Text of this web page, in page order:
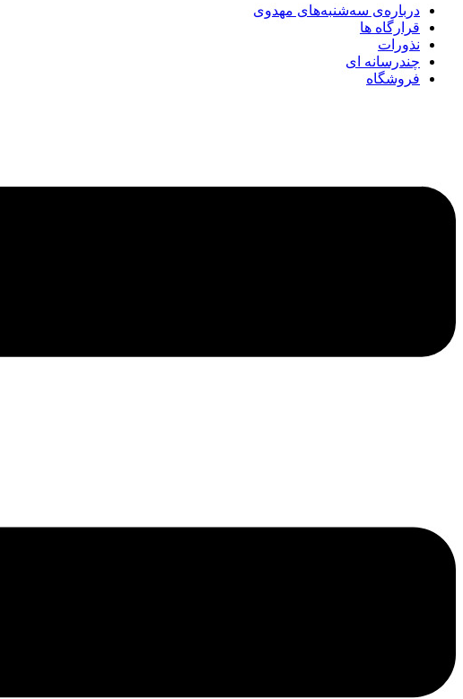
درباره‌ی سه‌شنبه‌های مهدوی
قرارگاه ها
نذورات
چندرسانه‌ ای
فروشگاه